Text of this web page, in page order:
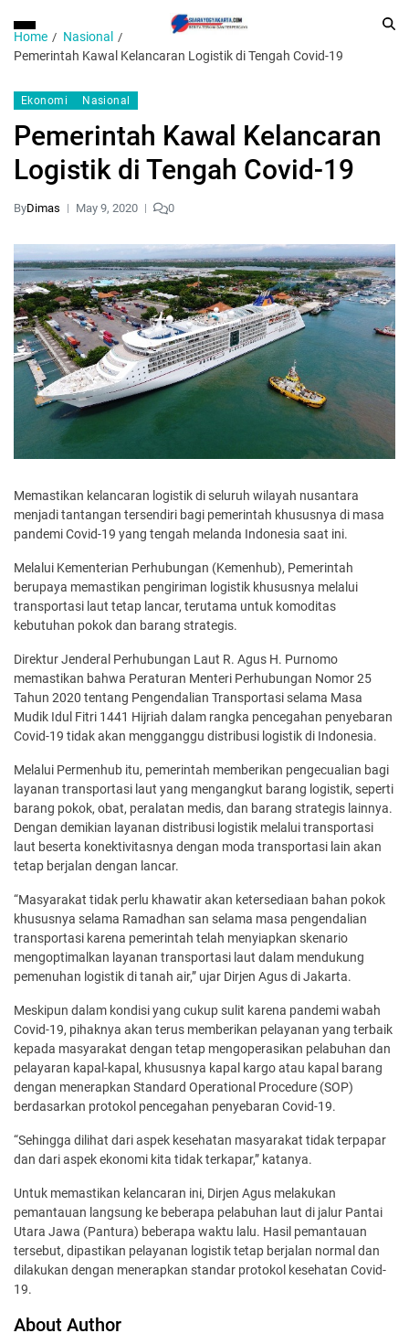
Home
Nasional
Pemerintah Kawal Kelancaran Logistik di Tengah Covid-19
Ekonomi Nasional
Pemerintah Kawal Kelancaran
Logistik di Tengah Covid-19
ByDimas May 9, 2020 0
Memastikan kelancaran logistik di seluruh wilayah nusantara
menjadi tantangan tersendiri bagi pemerintah khususnya di masa
pandemi Covid-19 yang tengah melanda Indonesia saat ini.
Melalui Kementerian Perhubungan (Kemenhub), Pemerintah
berupaya memastikan pengiriman logistik khususnya melalui
transportasi laut tetap lancar, terutama untuk komoditas
kebutuhan pokok dan barang strategis.
Direktur Jenderal Perhubungan Laut R. Agus H. Purnomo
memastikan bahwa Peraturan Menteri Perhubungan Nomor 25
Tahun 2020 tentang Pengendalian Transportasi selama Masa
Mudik Idul Fitri 1441 Hijriah dalam rangka pencegahan penyebaran
Covid-19 tidak akan mengganggu distribusi logistik di Indonesia.
Melalui Permenhub itu, pemerintah memberikan pengecualian bagi
layanan transportasi laut yang mengangkut barang logistik, seperti
barang pokok, obat, peralatan medis, dan barang strategis lainnya.
Dengan demikian layanan distribusi logistik melalui transportasi
laut beserta konektivitasnya dengan moda transportasi lain akan
tetap berjalan dengan lancar.
“Masyarakat tidak perlu khawatir akan ketersediaan bahan pokok
khususnya selama Ramadhan san selama masa pengendalian
transportasi karena pemerintah telah menyiapkan skenario
mengoptimalkan layanan transportasi laut dalam mendukung
pemenuhan logistik di tanah air,” ujar Dirjen Agus di Jakarta.
Meskipun dalam kondisi yang cukup sulit karena pandemi wabah
Covid-19, pihaknya akan terus memberikan pelayanan yang terbaik
kepada masyarakat dengan tetap mengoperasikan pelabuhan dan
pelayaran kapal-kapal, khususnya kapal kargo atau kapal barang
dengan menerapkan Standard Operational Procedure (SOP)
berdasarkan protokol pencegahan penyebaran Covid-19.
“Sehingga dilihat dari aspek kesehatan masyarakat tidak terpapar
dan dari aspek ekonomi kita tidak terkapar,” katanya.
Untuk memastikan kelancaran ini, Dirjen Agus melakukan
pemantauan langsung ke beberapa pelabuhan laut di jalur Pantai
Utara Jawa (Pantura) beberapa waktu lalu. Hasil pemantauan
tersebut, dipastikan pelayanan logistik tetap berjalan normal dan
dilakukan dengan menerapkan standar protokol kesehatan Covid-
19.
About Author